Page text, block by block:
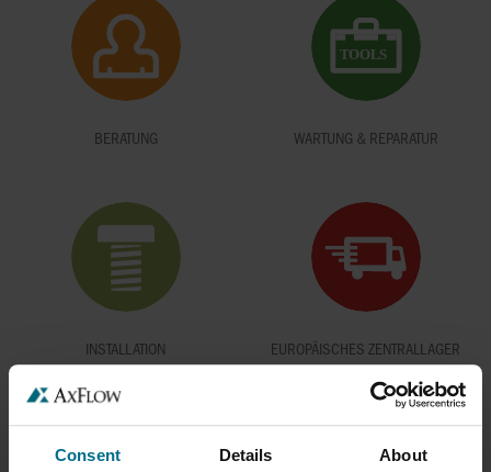
Consent Details About
BERATUNG WARTUNG & REPARATUR
INSTALLATION EUROPÄISCHES ZENTRALLAGER